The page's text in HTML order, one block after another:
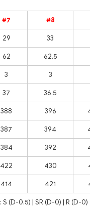
#7 #8
29 33
62 62.5
3 3
37 36.5
388 396
387 394
384 392
422 430
414 421
: S (D-0.5) | SR (D-0) | R (D-0)